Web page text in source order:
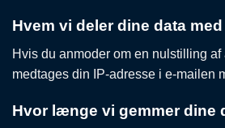
Hvem vi deler dine data med
Hvis du anmoder om en nulstilling
medtages din IP-adresse i e-mailen
Hvor længe vi gemmer dine